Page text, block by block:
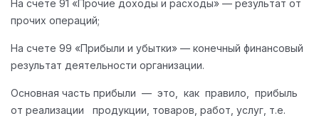
На счете 91 «Прочие доходы и расходы» — результат от
прочих операций;
На счете 99 «Прибыли и убытки» — конечный финансовый
результат деятельности организации.
Основная часть прибыли — это, как правило, прибыль
от реализации продукции, товаров, работ, услуг, т.е.